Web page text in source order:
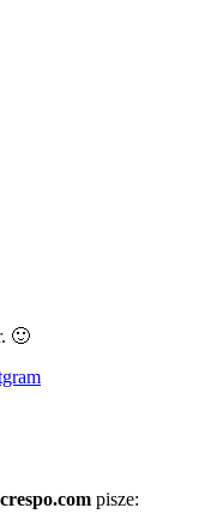
🙂
pisze: